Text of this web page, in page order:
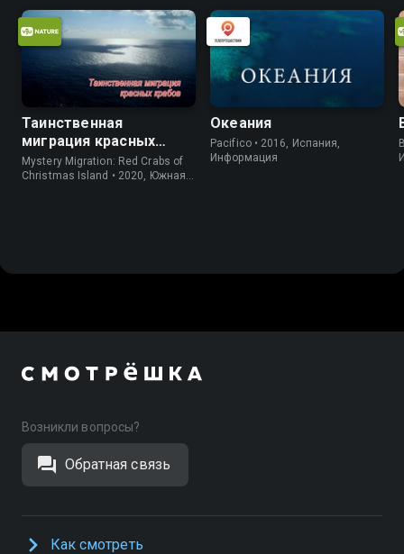
Таинственная
миграция красных
крабов
Mystery Migration: Red Crabs of
Christmas Island • 2020, Южная
Океания
Pacifico • 2016, Испания,
Информация
Возникли вопросы?
Обратная связь
Как смотреть